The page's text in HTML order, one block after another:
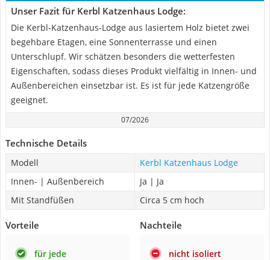
Unser Fazit für Kerbl Katzenhaus Lodge:
Die Kerbl-Katzenhaus-Lodge aus lasiertem Holz bietet zwei
begehbare Etagen, eine Sonnenterrasse und einen
Unterschlupf. Wir schätzen besonders die wetterfesten
Eigenschaften, sodass dieses Produkt vielfältig in Innen- und
Außenbereichen einsetzbar ist. Es ist für jede Katzengröße
geeignet.
07/2026
Technische Details
Modell
Kerbl Katzenhaus Lodge
Innen- | Außenbereich
Ja | Ja
Mit Standfüßen
Circa 5 cm hoch
Vorteile
für jede
Nachteile
nicht isoliert